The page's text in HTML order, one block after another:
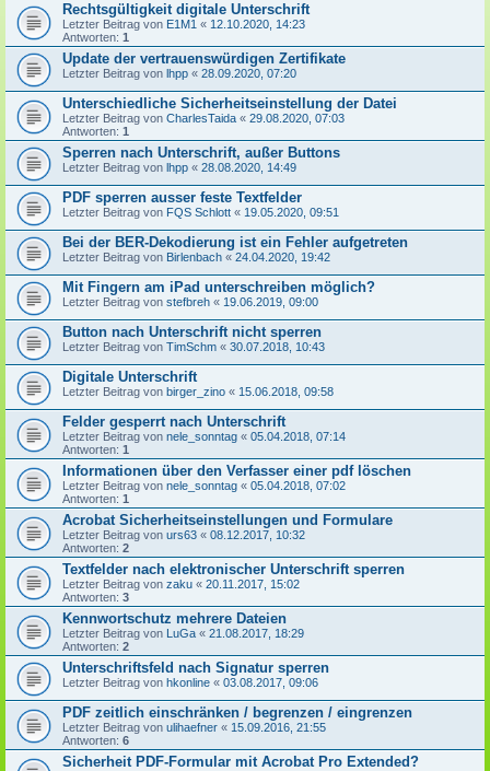
Rechtsgültigkeit digitale Unterschrift
Letzter Beitrag von E1M1 « 12.10.2020, 14:23
Antworten: 1
Update der vertrauenswürdigen Zertifikate
Letzter Beitrag von lhpp « 28.09.2020, 07:20
Unterschiedliche Sicherheitseinstellung der Datei
Letzter Beitrag von CharlesTaida « 29.08.2020, 07:03
Antworten: 1
Sperren nach Unterschrift, außer Buttons
Letzter Beitrag von lhpp « 28.08.2020, 14:49
PDF sperren ausser feste Textfelder
Letzter Beitrag von FQS Schlott « 19.05.2020, 09:51
Bei der BER-Dekodierung ist ein Fehler aufgetreten
Letzter Beitrag von Birlenbach « 24.04.2020, 19:42
Mit Fingern am iPad unterschreiben möglich?
Letzter Beitrag von stefbreh « 19.06.2019, 09:00
Button nach Unterschrift nicht sperren
Letzter Beitrag von TimSchm « 30.07.2018, 10:43
Digitale Unterschrift
Letzter Beitrag von birger_zino « 15.06.2018, 09:58
Felder gesperrt nach Unterschrift
Letzter Beitrag von nele_sonntag « 05.04.2018, 07:14
Antworten: 1
Informationen über den Verfasser einer pdf löschen
Letzter Beitrag von nele_sonntag « 05.04.2018, 07:02
Antworten: 1
Acrobat Sicherheitseinstellungen und Formulare
Letzter Beitrag von urs63 « 08.12.2017, 10:32
Antworten: 2
Textfelder nach elektronischer Unterschrift sperren
Letzter Beitrag von zaku « 20.11.2017, 15:02
Antworten: 3
Kennwortschutz mehrere Dateien
Letzter Beitrag von LuGa « 21.08.2017, 18:29
Antworten: 2
Unterschriftsfeld nach Signatur sperren
Letzter Beitrag von hkonline « 03.08.2017, 09:06
PDF zeitlich einschränken / begrenzen / eingrenzen
Letzter Beitrag von ulihaefner « 15.09.2016, 21:55
Antworten: 6
Sicherheit PDF-Formular mit Acrobat Pro Extended?